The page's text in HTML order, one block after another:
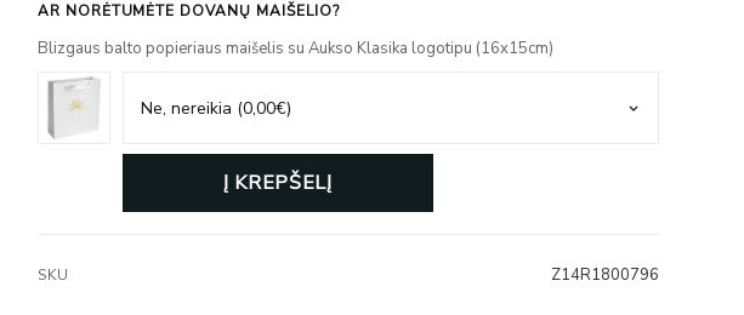
AR NORĖTUMĖTE DOVANŲ MAIŠELIO?
Blizgaus balto popieriaus maišelis su Aukso Klasika logotipu (16x15cm)
Į KREPŠELĮ
SKU Z14R1800796